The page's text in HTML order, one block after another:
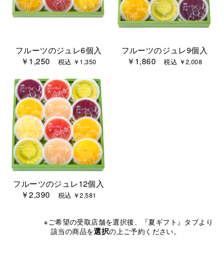
フルーツのジュレ6個入
￥1,250
税込 ￥1,350
フルーツのジュレ9個入
￥1,860税込 ￥2,008
フルーツのジュレ12個入
￥2,390
税込 ￥2,581
※ご希望の受取店舗を選択後、『夏ギフト』タブより
該当の商品を選択の上ご予約ください。